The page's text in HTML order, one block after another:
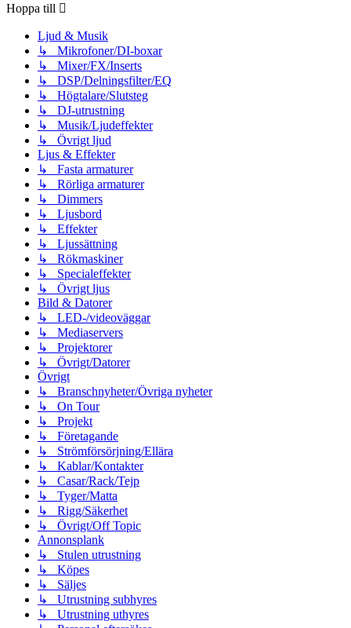
Hoppa till
Ljud & Musik
↳ Mikrofoner/DI-boxar
↳ Mixer/FX/Inserts
↳ DSP/Delningsfilter/EQ
↳ Högtalare/Slutsteg
↳ DJ-utrustning
↳ Musik/Ljudeffekter
↳ Övrigt ljud
Ljus & Effekter
↳ Fasta armaturer
↳ Rörliga armaturer
↳ Dimmers
↳ Ljusbord
↳ Effekter
↳ Ljussättning
↳ Rökmaskiner
↳ Specialeffekter
↳ Övrigt ljus
Bild & Datorer
↳ LED-/videoväggar
↳ Mediaservers
↳ Projektorer
↳ Övrigt/Datorer
Övrigt
↳ Branschnyheter/Övriga nyheter
↳ On Tour
↳ Projekt
↳ Företagande
↳ Strömförsörjning/Ellära
↳ Kablar/Kontakter
↳ Casar/Rack/Tejp
↳ Tyger/Matta
↳ Rigg/Säkerhet
↳ Övrigt/Off Topic
Annonsplank
↳ Stulen utrustning
↳ Köpes
↳ Säljes
↳ Utrustning subhyres
↳ Utrustning uthyres